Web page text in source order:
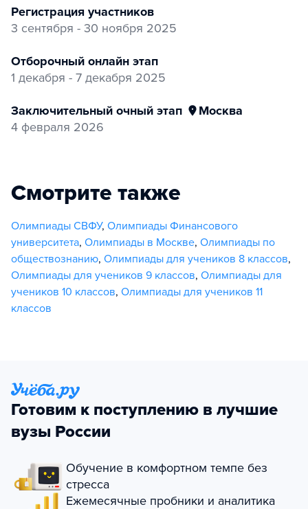
регистрация участников
3 сентября - 30 ноября 2025
отборочный онлайн этап
1 декабря - 7 декабря 2025
заключительный очный этап
Москва
4 февраля 2026
Смотрите также
Олимпиады СВФУ, Олимпиады Финансового
университета, Олимпиады в Москве, Олимпиады по
обществознанию, Олимпиады для учеников 8 классов,
Олимпиады для учеников 9 классов, Олимпиады для
учеников 10 классов, Олимпиады для учеников 11
классов
Готовим к поступлению в лучшие
вузы России
Обучение в комфортном темпе без
стресса
Ежемесячные пробники и аналитика